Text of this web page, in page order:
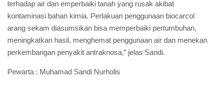
terhadap air dan emperbaiki tanah yang rusak akibat
kontaminasi bahan kimia. Perlakuan penggunaan biocarcol
arang sekam diasumsikan bisa memperbaiki pertumbuhan,
meningkatkan hasil, menghemat penggunaan air dan menekan
perkembangan penyakit antraknosa,” jelas Sandi.
Pewarta : Muhamad Sandi Nurholis